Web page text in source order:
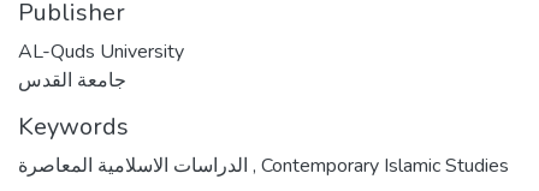
Publisher
AL-Quds University
جامعة القدس
Keywords
, Contemporary Islamic Studies